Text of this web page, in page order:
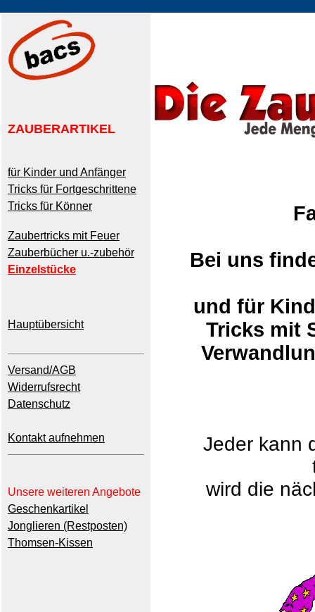
ZAUBERARTIKEL
für Kinder und Anfänger
Tricks für Fortgeschrittene
Tricks für Könner
Zaubertricks mit Feuer
Zauberbücher u.-zubehör
Einzelstücke
Hauptübersicht
Versand/AGB
Widerrufsrecht
Datenschutz
Kontakt aufnehmen
Unsere weiteren Angebote
Geschenkartikel
Jonglieren (Restposten)
Thomsen-Kissen
Bei uns
und für
Tricks mit
Jeder kann
wird die